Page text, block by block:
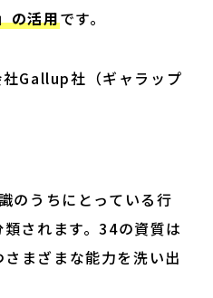
の活用です。
Gallup社（ギャラップ
のうちにとっている行
されます。34の資質は
まざまな能力を洗い出